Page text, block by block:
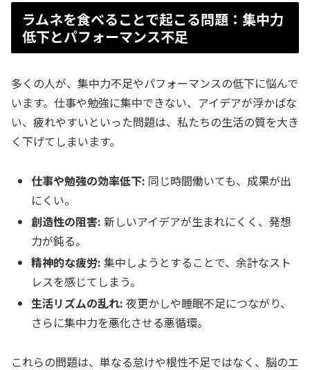
ラムネを食べることで起こる問題：集中力
低下とパフォーマンス不足
多くの人が、集中力不足やパフォーマンスの低下に悩んで
います。仕事や勉強に集中できない、アイデアが浮かばな
い、疲れやすいといった問題は、私たちの生活の質を大き
く下げてしまいます。
仕事や勉強の効率低下: 同じ時間働いても、成果が出
にくい。
創造性の阻害: 新しいアイデアが生まれにくく、発想
力が鈍る。
精神的な疲労: 集中しようとすることで、余計なスト
レスを感じてしまう。
生活リズムの乱れ: 夜更かしや睡眠不足につながり、
さらに集中力を悪化させる悪循環。
これらの問題は、単なる怠けや根性不足ではなく、脳のエ